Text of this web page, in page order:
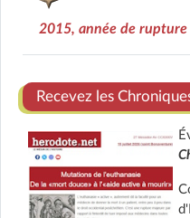
2015, année de rupture
Recevez les